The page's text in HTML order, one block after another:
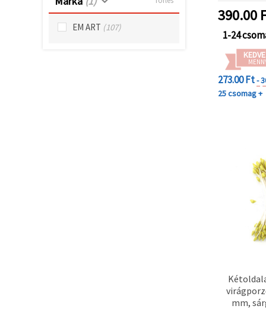
EM ART (107)
390.00
1-24
273.00 Ft-
25 csomag +
mm,